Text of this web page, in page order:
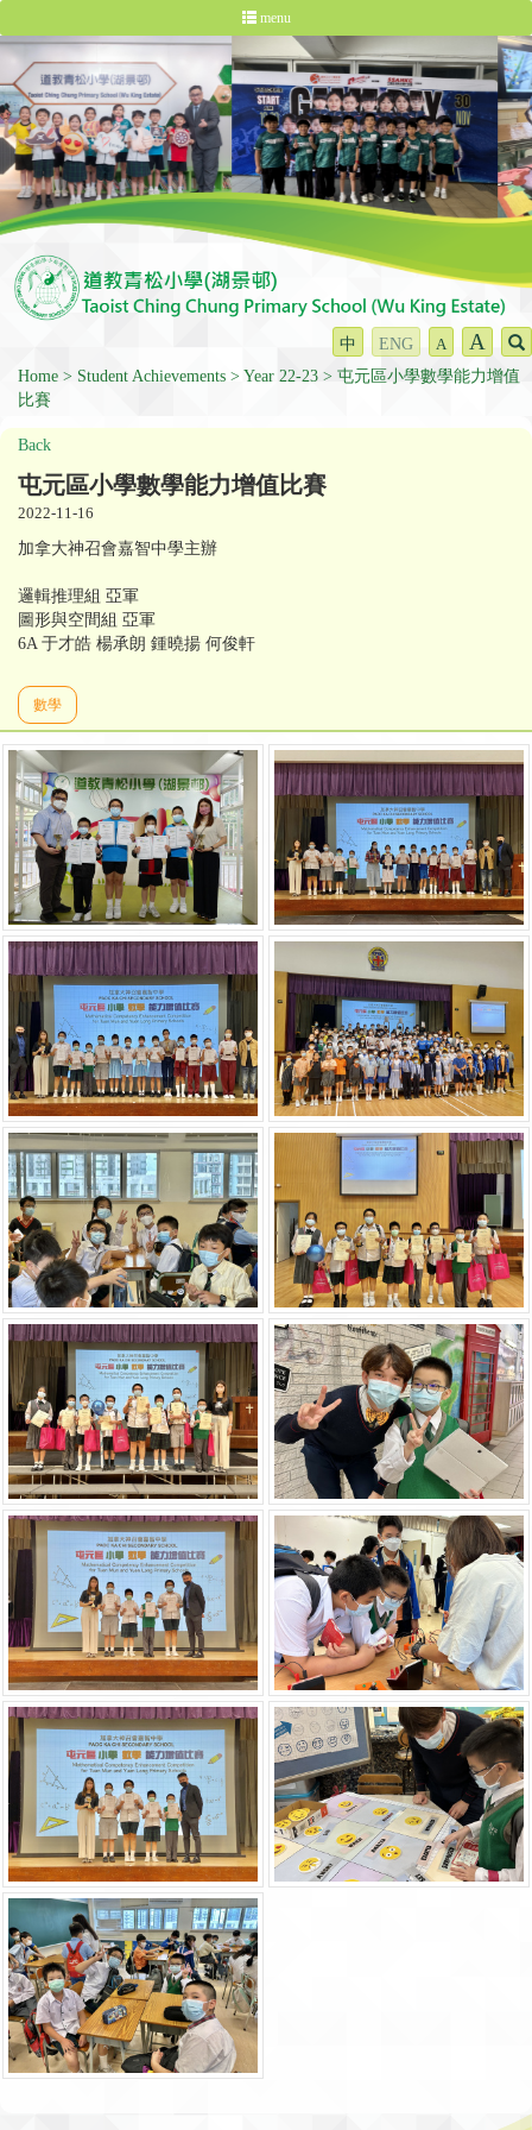
menu
中 ENG A A
Home Student Achievements Year 22-23
屯元區小學數學能力增值
比賽
Back
屯元區小學數學能力增值比賽
2022-11-16
加拿大神召會嘉智中學主辦
邏輯推理組 亞軍
圖形與空間組 亞軍
6A 于才皓 楊承朗 鍾曉揚 何俊軒
數學